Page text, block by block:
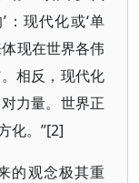
：现代化或‘单
现在世界各伟
相反，现代化
力量。世界正
化。”[2]
的观念极其重